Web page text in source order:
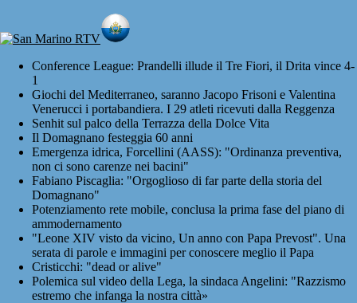
Conference League: Prandelli illude il Tre Fiori, il Drita vince 4-
1
Giochi del Mediterraneo, saranno Jacopo Frisoni e Valentina
Venerucci i portabandiera. I 29 atleti ricevuti dalla Reggenza
Senhit sul palco della Terrazza della Dolce Vita
Il Domagnano festeggia 60 anni
Emergenza idrica, Forcellini (AASS): "Ordinanza preventiva,
non ci sono carenze nei bacini"
Fabiano Piscaglia: "Orgoglioso di far parte della storia del
Domagnano"
Potenziamento rete mobile, conclusa la prima fase del piano di
ammodernamento
"Leone XIV visto da vicino, Un anno con Papa Prevost". Una
serata di parole e immagini per conoscere meglio il Papa
Cristicchi: "dead or alive"
Polemica sul video della Lega, la sindaca Angelini: "Razzismo
estremo che infanga la nostra città»